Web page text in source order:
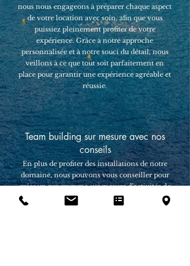
nous nous engageons à préparer chaque aspect
de votre location avec soin, afin que vous
puissiez pleinement profiter de votre
expérience. Grâce à notre approche
personnalisée et à notre souci du détail, nous
veillons à ce que tout soit parfaitement en
place pour garantir une expérience agréable et
réussie.
Team building sur mesure avec nos
conseils
En plus de profiter des installations de notre
domaine, nous pouvons vous conseiller pour
créer un programme sur mesure d’activités de
team building adaptées aux besoins et aux